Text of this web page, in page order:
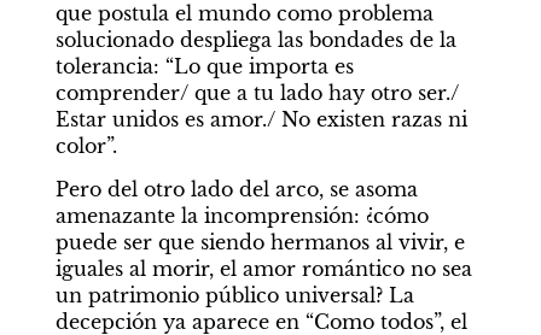
que postula el mundo como problema
solucionado despliega las bondades de la
tolerancia: “Lo que importa es
comprender/ que a tu lado hay otro ser./
Estar unidos es amor./ No existen razas ni
color”.
Pero del otro lado del arco, se asoma
amenazante la incomprensión: ¿cómo
puede ser que siendo hermanos al vivir, e
iguales al morir, el amor romántico no sea
un patrimonio público universal? La
decepción ya aparece en “Como todos”, el